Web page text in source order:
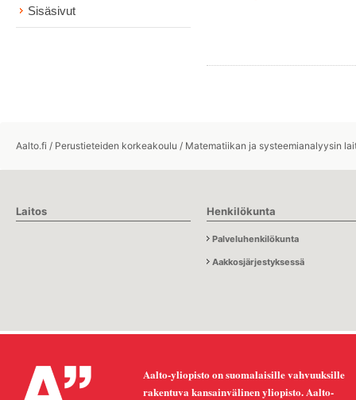
Sisäsivut
Aalto.fi / Perustieteiden korkeakoulu / Matematiikan ja systeemianalyysin
Laitos Henkilökunta
Palveluhenkilökunta
Aakkosjärjestyksessä
Aalto-yliopisto on suomalaisille vahvuuksille
rakentuva kansainvälinen yliopisto. Aalto-